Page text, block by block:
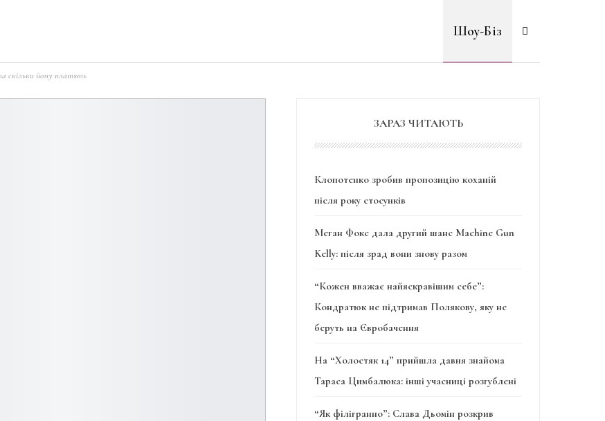
Шоу-Біз
скільки йому платять
ЗАРАЗ ЧИТАЮТЬ
Клопотенко зробив пропозицію коханій
після року стосунків
Меган Фокс дала другий шанс Machine Gun
Kelly: після зрад вони знову разом
“Кожен вважає найяскравішим себе”:
Кондратюк не підтримав Полякову, яку не
беруть на Євробачення
На “Холостяк 14” прийшла давня знайома
Тараса Цимбалюка: інші учасниці розгублені
“Як філігранно”: Слава Дьомін розкрив